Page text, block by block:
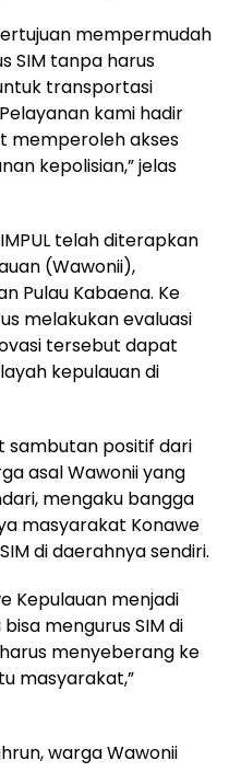
mempermudah
SIM tanpa harus
transportasi
kami hadir
memperoleh akses
kepolisian,” jelas
telah diterapkan
(Wawonii),
Pulau Kabaena. Ke
melakukan evaluasi
tersebut dapat
kepulauan di
sambutan positif dari
asal Wawonii yang
mengaku bangga
masyarakat Konawe
di daerahnya sendiri.
Kepulauan menjadi
mengurus SIM di
menyeberang ke
masyarakat,”
warga Wawonii